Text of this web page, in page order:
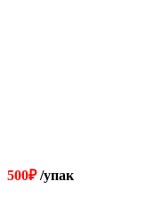
500₽/упак